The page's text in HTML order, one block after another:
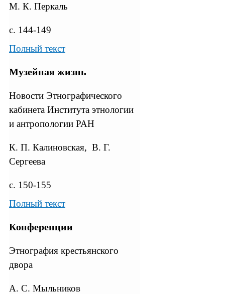
М. К. Перкаль
с. 144-149
Полный текст
Музейная жизнь
Новости Этнографического
кабинета Института этнологии
и антропологии РАН
К. П. Калиновская, В. Г.
Сергеева
с. 150-155
Полный текст
Конференции
Этнография крестьянского
двора
А. С. Мыльников